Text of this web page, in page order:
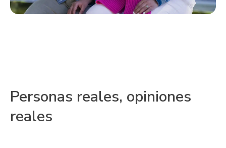
Personas reales, opiniones
reales